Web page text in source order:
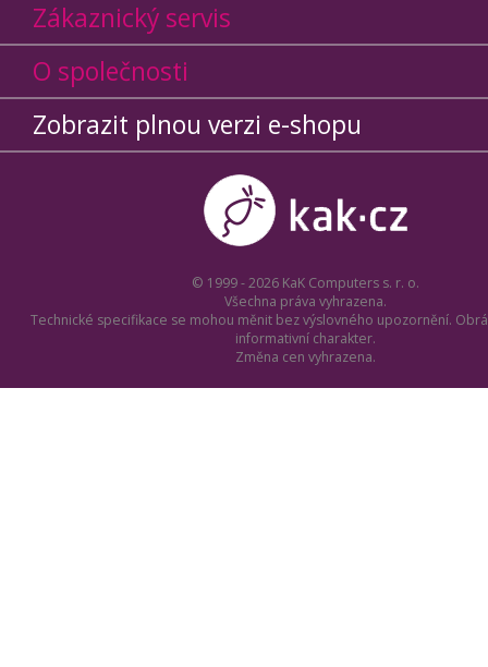
Zákaznický servis
O společnosti
Zobrazit plnou verzi e-shopu
© 1999 - 2026 KaK Computers s. r. o.
Všechna práva vyhrazena.
Technické specifikace se mohou měnit bez výslovného upozornění.
informativní charakter.
Změna cen vyhrazena.